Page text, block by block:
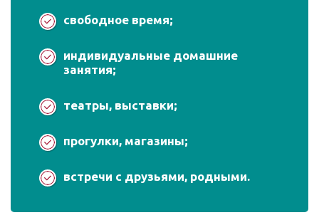
свободное время;
индивидуальные домашние
занятия;
театры, выставки;
прогулки, магазины;
встречи с друзьями, родными.